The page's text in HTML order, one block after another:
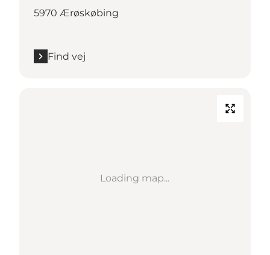
5970 Ærøskøbing
Find vej
Loading map...